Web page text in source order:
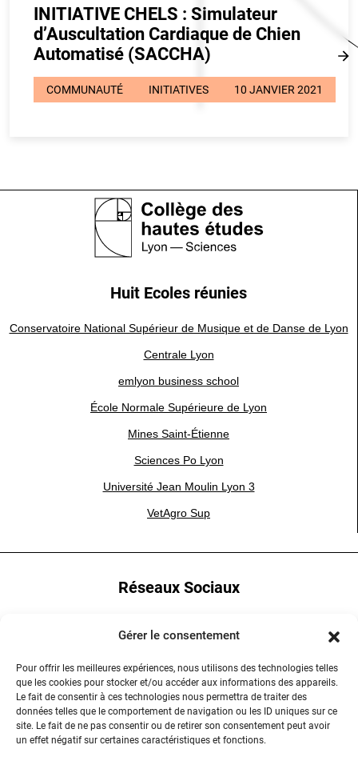
Gérer le consentement
Pour offrir les meilleures expériences, nous utilisons des technologies telles
que les cookies pour stocker et/ou accéder aux informations des appareils.
Le fait de consentir à ces technologies nous permettra de traiter des
données telles que le comportement de navigation ou les ID uniques sur ce
site. Le fait de ne pas consentir ou de retirer son consentement peut avoir
un effet négatif sur certaines caractéristiques et fonctions.
INITIATIVE CHELS : Simulateur
d’Auscultation Cardiaque de Chien
Automatisé (SACCHA)
COMMUNAUTÉ INITIATIVES 10 JANVIER 2021
Huit Ecoles réunies
Conservatoire National Supérieur de Musique et de Danse de Lyon
Centrale Lyon
emlyon business school
École Normale Supérieure de Lyon
Mines Saint-Étienne
Sciences Po Lyon
Université Jean Moulin Lyon 3
VetAgro Sup
Réseaux Sociaux
Instagram